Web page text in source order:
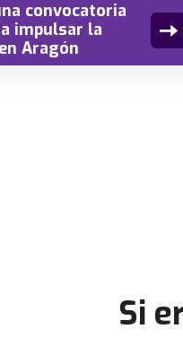
convocatoria
impulsar la
Aragón
Si